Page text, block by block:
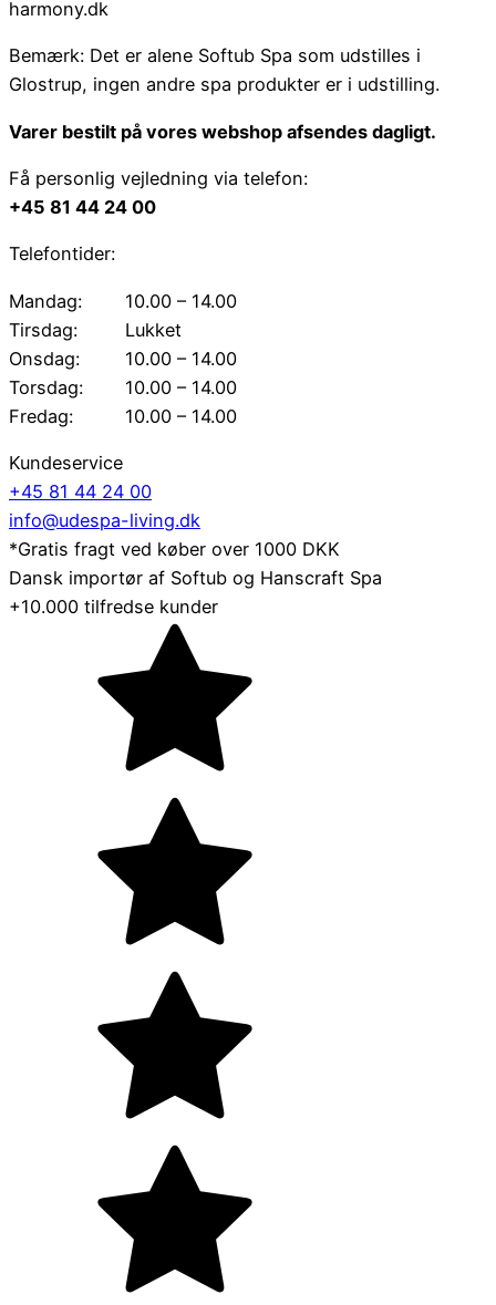
harmony.dk
Bemærk: Det er alene Softub Spa som udstilles i
Glostrup, ingen andre spa produkter er i udstilling.
Varer bestilt på vores webshop afsendes dagligt.
Få personlig vejledning via telefon:
+45 81 44 24 00
Telefontider:
Mandag:
10.00 – 14.00
Tirsdag:
Lukket
Onsdag:
10.00 – 14.00
Torsdag:
10.00 – 14.00
Fredag:
10.00 – 14.00
Kundeservice
+45 81 44 24 00
info@udespa-living.dk
*Gratis fragt ved køber over 1000 DKK
Dansk importør af Softub og Hanscraft Spa
+10.000 tilfredse kunder